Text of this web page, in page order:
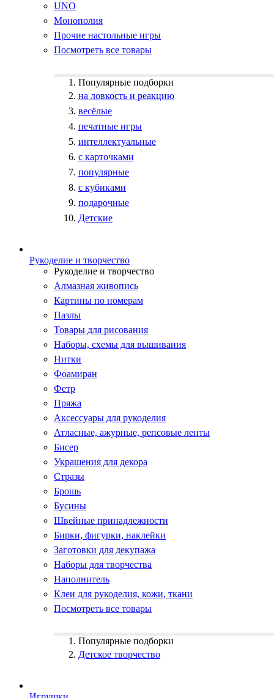
UNO
Монополия
Прочие настольные игры
Посмотреть все товары
Популярные подборки
на ловкость и реакцию
весёлые
печатные игры
интеллектуальные
с карточками
популярные
с кубиками
подарочные
Детские
Рукоделие и творчество
Рукоделие и творчество
Алмазная живопись
Картины по номерам
Пазлы
Товары для рисования
Наборы, схемы для вышивания
Нитки
Фоамиран
Фетр
Пряжа
Аксессуары для рукоделия
Атласные, ажурные, репсовые ленты
Бисер
Украшения для декора
Стразы
Брошь
Бусины
Швейные принадлежности
Бирки, фигурки, наклейки
Заготовки для декупажа
Наборы для творчества
Наполнитель
Клеи для рукоделия, кожи, ткани
Посмотреть все товары
Популярные подборки
Детское творчество